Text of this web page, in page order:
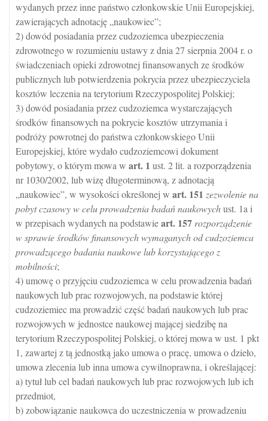
wydanych przez inne państwo członkowskie Unii Europejskiej,
zawierających adnotację „naukowiec”;
2) dowód posiadania przez cudzoziemca ubezpieczenia
zdrowotnego w rozumieniu ustawy z dnia 27 sierpnia 2004 r. o
świadczeniach opieki zdrowotnej finansowanych ze środków
publicznych lub potwierdzenia pokrycia przez ubezpieczyciela
kosztów leczenia na terytorium Rzeczypospolitej Polskiej;
3) dowód posiadania przez cudzoziemca wystarczających
środków finansowych na pokrycie kosztów utrzymania i
podróży powrotnej do państwa członkowskiego Unii
Europejskiej, które wydało cudzoziemcowi dokument
pobytowy, o którym mowa w art. 1 ust. 2 lit. a rozporządzenia
nr 1030/2002, lub wizę długoterminową, z adnotacją
„naukowiec”, w wysokości określonej w art. 151 zezwolenie na
pobyt czasowy w celu prowadzenia badań naukowychust. 1a i
w przepisach wydanych na podstawieart. 157 rozporządzenie
w sprawie środków finansowych wymaganych od cudzoziemca
prowadzącego badania naukowe lub korzystającego z
mobilności;
4) umowę o przyjęciu cudzoziemca w celu prowadzenia badań
naukowych lub prac rozwojowych, na podstawie której
cudzoziemiec ma prowadzić część badań naukowych lub prac
rozwojowych w jednostce naukowej mającej siedzibę na
terytorium Rzeczypospolitej Polskiej, o której mowa w ust. 1 pkt
1, zawartej z tą jednostką jako umowa o pracę, umowa o dzieło,
umowa zlecenia lub inna umowa cywilnoprawna, i określającej:
a) tytuł lub cel badań naukowych lub prac rozwojowych lub ich
przedmiot,
b) zobowiązanie naukowca do uczestniczenia w prowadzeniu